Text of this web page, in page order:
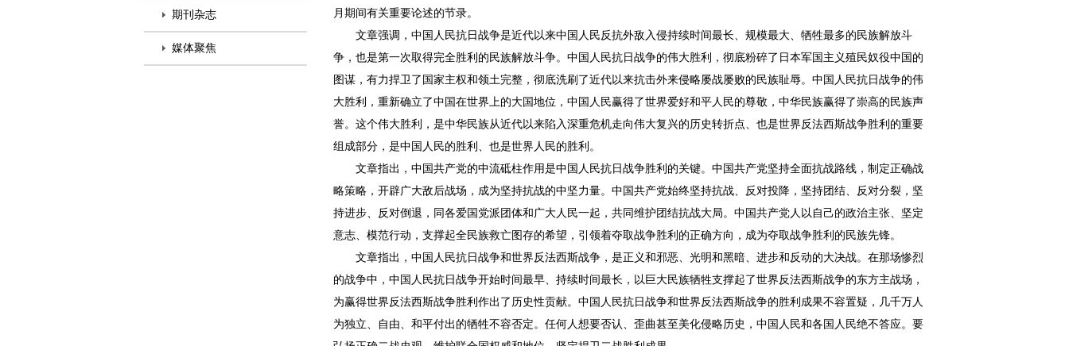
期刊杂志
媒体聚焦
月期间有关重要论述的节录。
文章强调，中国人民抗日战争是近代以来中国人民反抗外敌入侵持续时间最长、规模最大、牺牲最多的民族解放斗
争，也是第一次取得完全胜利的民族解放斗争。中国人民抗日战争的伟大胜利，彻底粉碎了日本军国主义殖民奴役中国的
图谋，有力捍卫了国家主权和领土完整，彻底洗刷了近代以来抗击外来侵略屡战屡败的民族耻辱。中国人民抗日战争的伟
大胜利，重新确立了中国在世界上的大国地位，中国人民赢得了世界爱好和平人民的尊敬，中华民族赢得了崇高的民族声
誉。这个伟大胜利，是中华民族从近代以来陷入深重危机走向伟大复兴的历史转折点、也是世界反法西斯战争胜利的重要
组成部分，是中国人民的胜利、也是世界人民的胜利。
文章指出，中国共产党的中流砥柱作用是中国人民抗日战争胜利的关键。中国共产党坚持全面抗战路线，制定正确战
略策略，开辟广大敌后战场，成为坚持抗战的中坚力量。中国共产党始终坚持抗战、反对投降，坚持团结、反对分裂，坚
持进步、反对倒退，同各爱国党派团体和广大人民一起，共同维护团结抗战大局。中国共产党人以自己的政治主张、坚定
意志、模范行动，支撑起全民族救亡图存的希望，引领着夺取战争胜利的正确方向，成为夺取战争胜利的民族先锋。
文章指出，中国人民抗日战争和世界反法西斯战争，是正义和邪恶、光明和黑暗、进步和反动的大决战。在那场惨烈
的战争中，中国人民抗日战争开始时间最早、持续时间最长，以巨大民族牺牲支撑起了世界反法西斯战争的东方主战场，
为赢得世界反法西斯战争胜利作出了历史性贡献。中国人民抗日战争和世界反法西斯战争的胜利成果不容置疑，几千万人
为独立、自由、和平付出的牺牲不容否定。任何人想要否认、歪曲甚至美化侵略历史，中国人民和各国人民绝不答应。要